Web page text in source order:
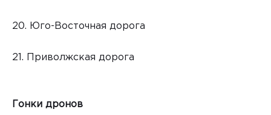
20. Юго-Восточная дорога
21. Приволжская дорога
Гонки дронов